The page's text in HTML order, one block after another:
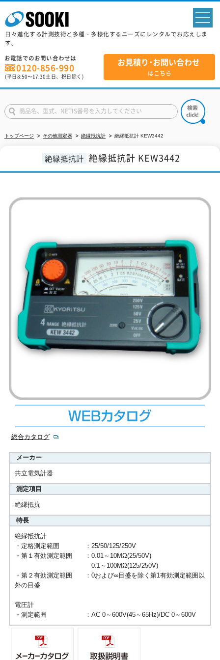
日々進化する計測技術と多種・多様化するニーズにレンタルでお応えしま
す。
お電話でのお問い合わせは
0120-856-990
(平日8:50～17:30土日、祝日除く)
お見積り･お問い合わせ
はこちら
トップページ その他測定器 絶縁抵抗計 絶縁抵抗計 KEW3442
絶縁抵抗計 絶縁抵抗計 KEW3442
総合カタログ
メーカー
共立電気計器
測定項目
絶縁抵抗
特長
絶縁抵抗計
・定格測定範囲 ：25/50/125/250V
・第１有効測定範囲 ：0.01～10MΩ(25/50V)
0.1～100MΩ(125/250V)
・第２有効測定範囲 ：0および∞目盛を除く第1有効測定範囲以
外の目盛
電圧計
・測定範囲 ：AC 0～600V(45～65Hz)/DC 0～600V